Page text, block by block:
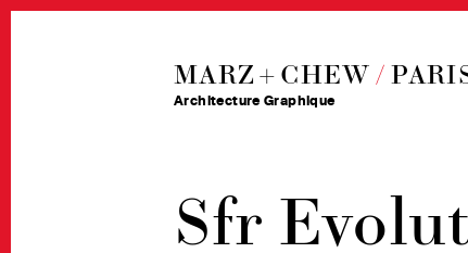
MARZ + CHEW/
Architecture Graphique
Sfr